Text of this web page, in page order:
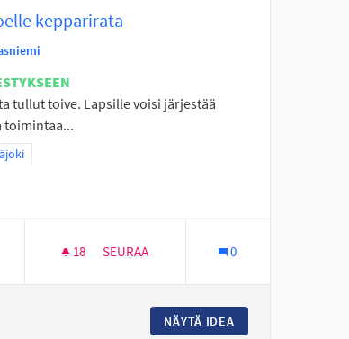
KUNTORAPPUSET
TELINEET JA KUNTORAPPUSET
kepparirata
tullut toive. Lapsille voisi järjestää
toimintaa...
mukaan: Eteläinen Seinäjoki
18 18 SEURAAJAA
SEURAA 0
NÄYTÄ IDEA